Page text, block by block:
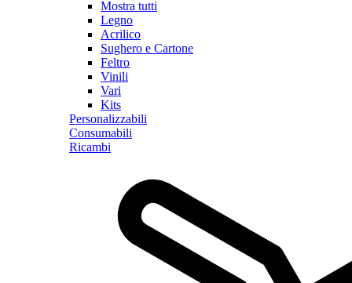
Mostra tutti
Legno
Acrilico
Sughero e Cartone
Feltro
Vinili
Vari
Kits
Personalizzabili
Consumabili
Ricambi